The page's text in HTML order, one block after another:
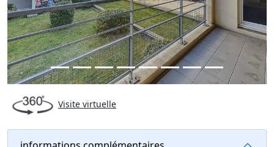
Visite virtuelle